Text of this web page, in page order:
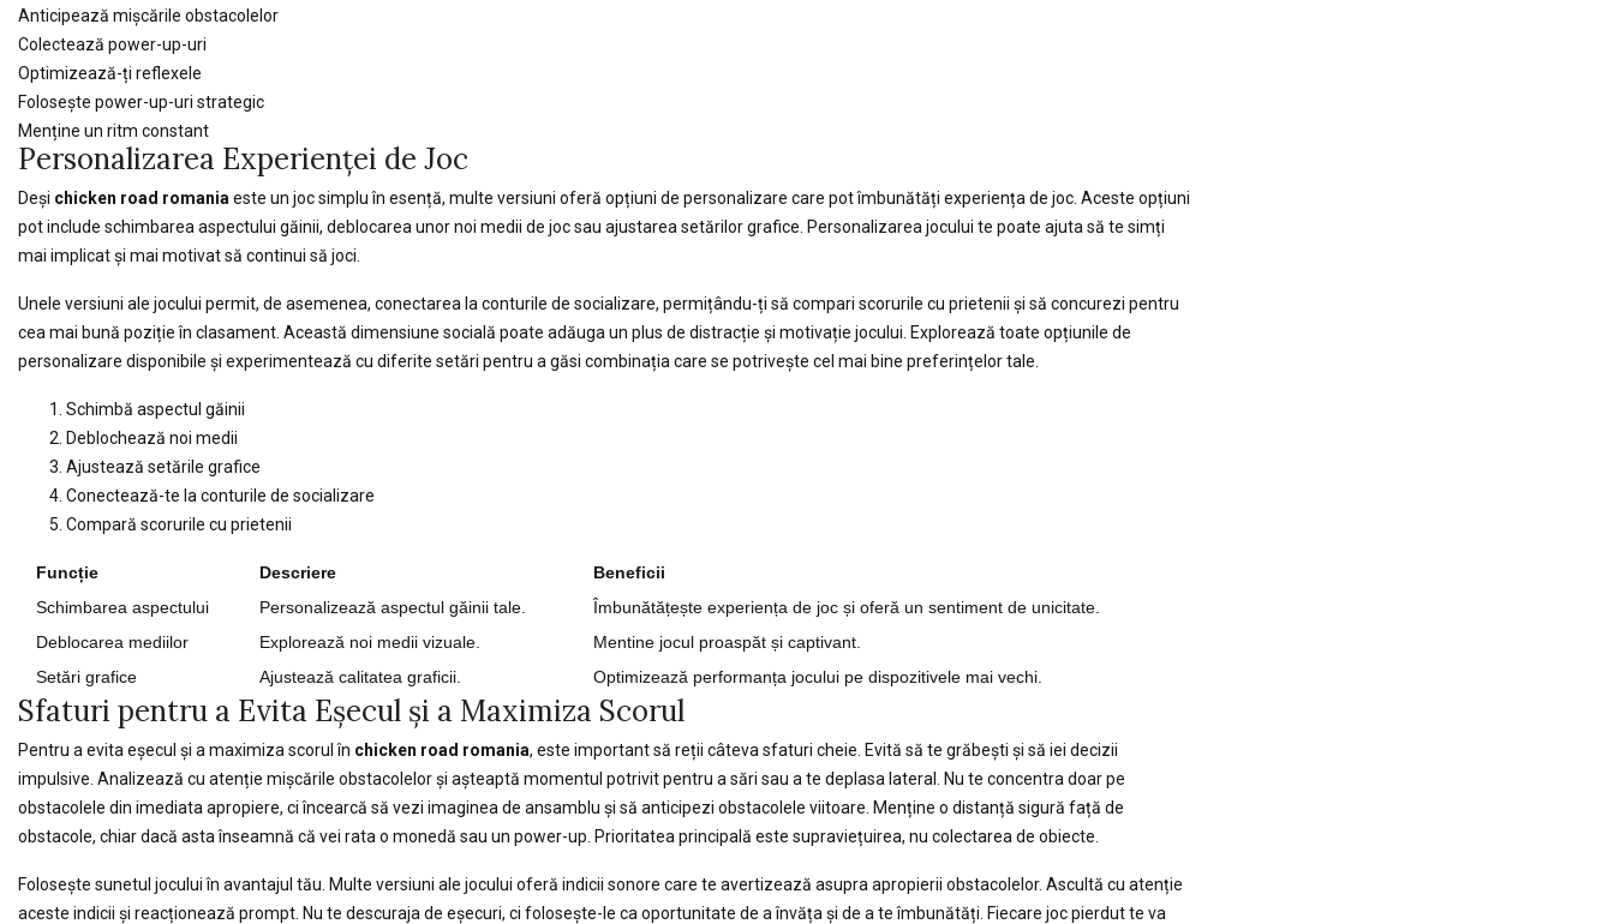
Anticipează mișcările obstacolelor
Colectează power-up-uri
Optimizează-ți reflexele
Folosește power-up-uri strategic
Menține un ritm constant
Personalizarea Experienței de Joc
Deși chicken road romania este un joc simplu în esență, multe versiuni oferă opțiuni de personalizare care pot îmbunătăți experiența de joc. Aceste opțiuni
pot include schimbarea aspectului găinii, deblocarea unor noi medii de joc sau ajustarea setărilor grafice. Personalizarea jocului te poate ajuta să te simți
mai implicat și mai motivat să continui să joci.
Unele versiuni ale jocului permit, de asemenea, conectarea la conturile de socializare, permițându-ți să compari scorurile cu prietenii și să concurezi pentru
cea mai bună poziție în clasament. Această dimensiune socială poate adăuga un plus de distracție și motivație jocului. Explorează toate opțiunile de
personalizare disponibile și experimentează cu diferite setări pentru a găsi combinația care se potrivește cel mai bine preferințelor tale.
Schimbă aspectul găinii
Deblochează noi medii
Ajustează setările grafice
Conectează-te la conturile de socializare
Compară scorurile cu prietenii
Funcție Descriere
Beneficii
Schimbarea aspectului
Personalizează aspectul găinii tale.
Îmbunătățește experiența de joc și oferă un sentiment de unicitate.
Deblocarea mediilor
Explorează noi medii vizuale.
Mentine jocul proaspăt și captivant.
Setări grafice
Ajustează calitatea graficii. Optimizează performanța jocului pe dispozitivele mai vechi.
Sfaturi pentru a Evita Eșecul și a Maximiza Scorul
Pentru a evita eșecul și a maximiza scorul în chicken road romania, este important să reții câteva sfaturi cheie. Evită să te grăbești și să iei decizii
impulsive. Analizează cu atenție mișcările obstacolelor și așteaptă momentul potrivit pentru a sări sau a te deplasa lateral. Nu te concentra doar pe
obstacolele din imediata apropiere, ci încearcă să vezi imaginea de ansamblu și să anticipezi obstacolele viitoare. Menține o distanță sigură față de
obstacole, chiar dacă asta înseamnă că vei rata o monedă sau un power-up. Prioritatea principală este supraviețuirea, nu colectarea de obiecte.
Folosește sunetul jocului în avantajul tău. Multe versiuni ale jocului oferă indicii sonore care te avertizează asupra apropierii obstacolelor. Ascultă cu atenție
aceste indicii și reacționează prompt. Nu te descuraja de eșecuri, ci folosește-le ca oportunitate de a învăța și de a te îmbunătăți. Fiecare joc pierdut te va